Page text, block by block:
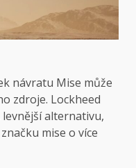
návratu Mise může
zdroje. Lockheed
alternativu,
mise o více